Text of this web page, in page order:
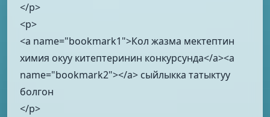
</p>
<p>
<a name="bookmark1">Кол жазма мектептин
химия окуу китептеринин конкурсунда</a><a
name="bookmark2"></a> сыйлыкка татыктуу
болгон
</p>